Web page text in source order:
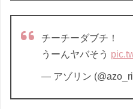
チーチーダブチ！
うーんヤバそう
— アゾリン